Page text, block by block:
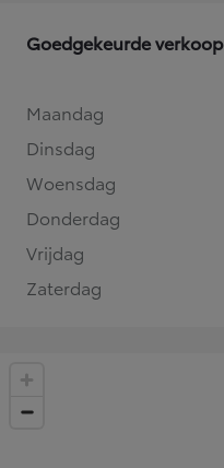
Goedgekeurde verkoop
Maandag
Dinsdag
Woensdag
Donderdag
Vrijdag
Zaterdag